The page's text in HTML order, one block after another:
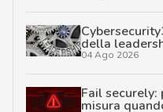
della
04 Ago 2026
Fail securely:
misura